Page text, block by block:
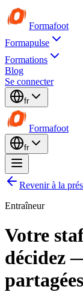
Formafoot
Formapulse
Formations
Blog
Se connecter
fr
Formafoot
fr
Revenir à la
Entraîneur
Votre
décidez